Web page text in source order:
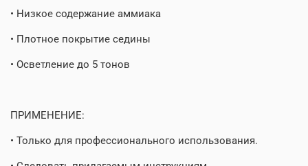
• Низкое содержание аммиака
• Плотное покрытие седины
• Осветление до 5 тонов
ПРИМЕНЕНИЕ:
• Только для профессионального использования.